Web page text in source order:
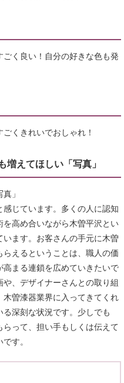
く良い！自分の好きな色も発
くきれいでおしゃれ！
増えてほしい「写真」
」
じています。多くの人に認知
高め合いながら木曽平沢とい
ます。お客さんの手元に木曽
えるということは、職人の価
まる連鎖を広めていきたいで
、デザイナーさんとの取り組
曽漆器業界に入ってきてくれ
深刻な状況です。少しでも
って、担い手もしくは伝えて
す。